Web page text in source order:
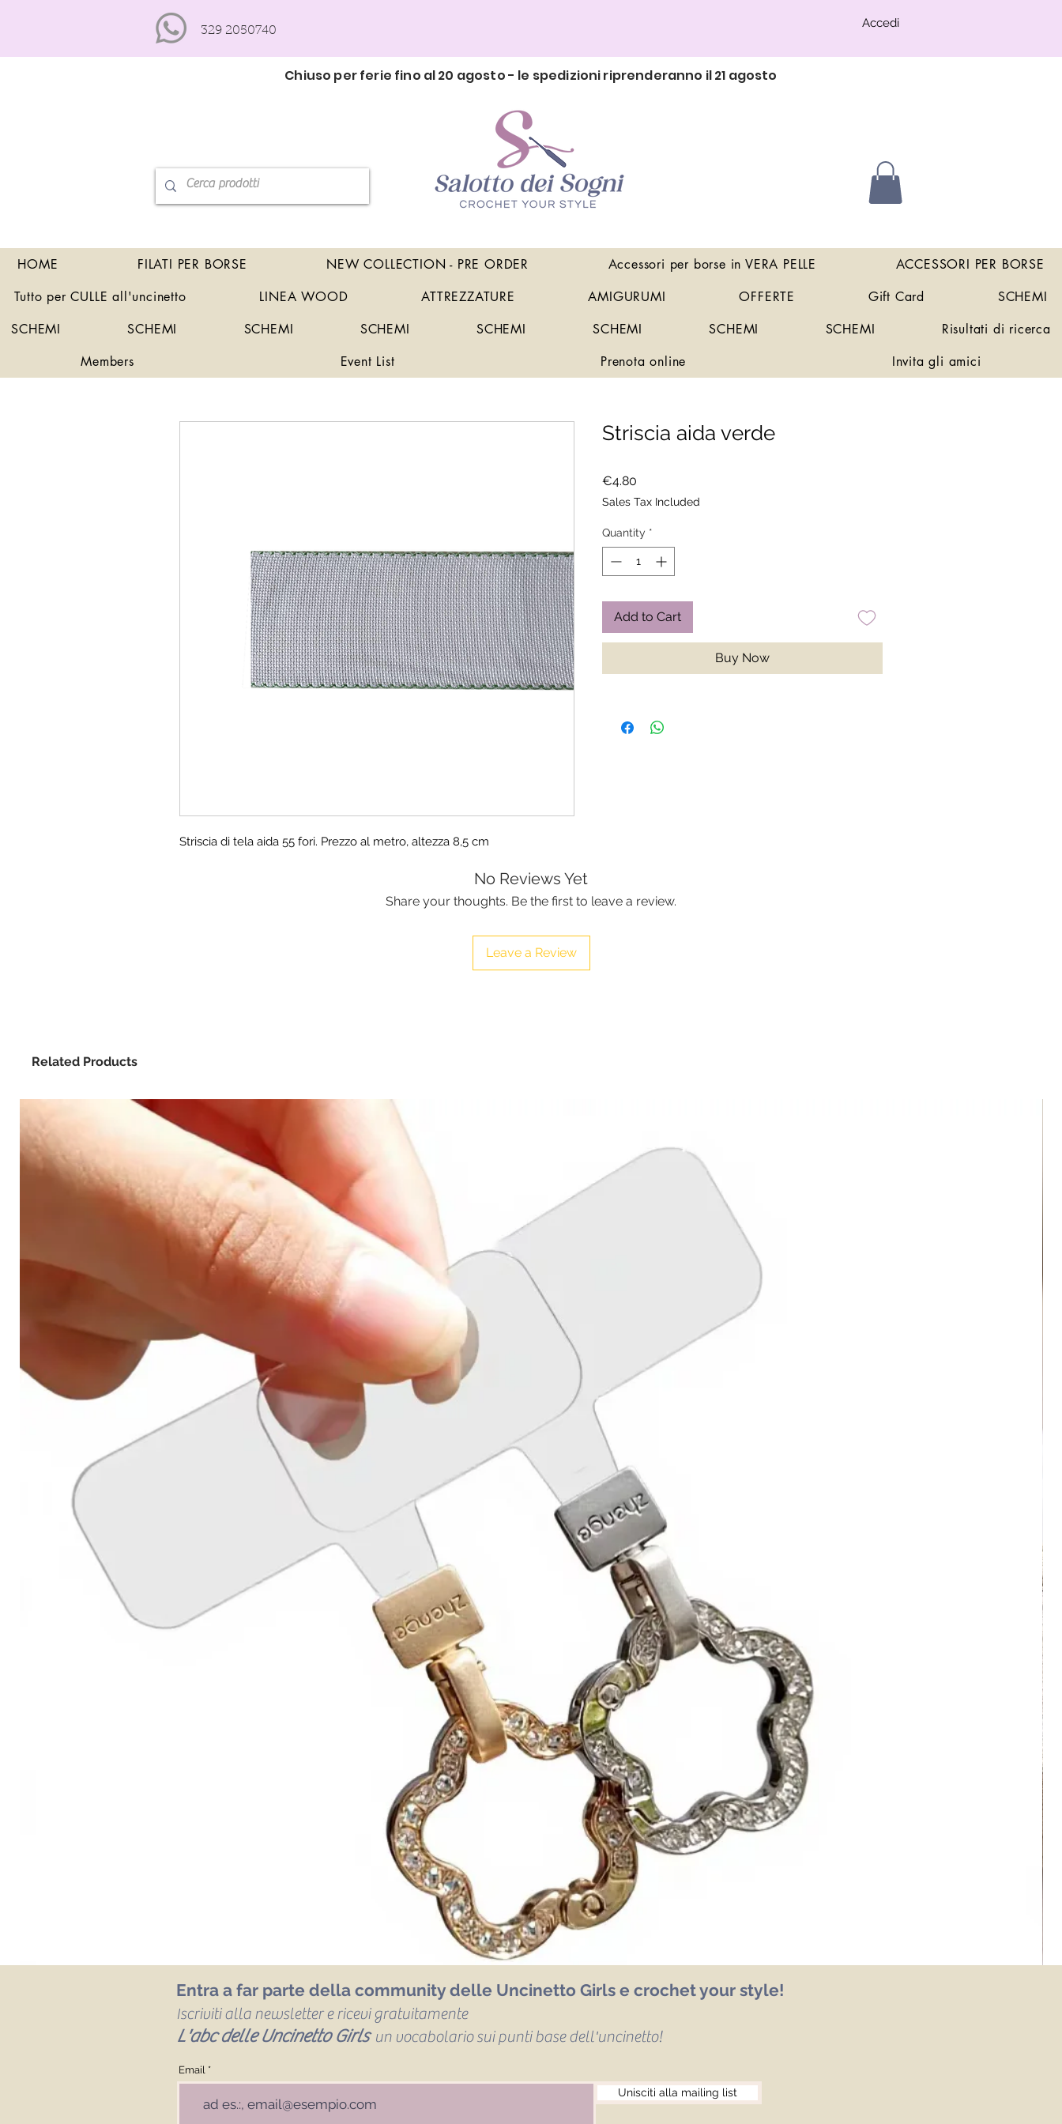
329 2050740
Accedi
Chiuso per ferie fino al 20 agosto - le spedizioni riprenderanno il 21 agosto
Striscia di tela aida 55 fori. Prezzo al metro, altezza 8,5 cm
Striscia aida verde
€4.80
Sales Tax Included
Quantity *
Add to Cart
Buy Now
No Reviews Yet
Share your thoughts. Be the first to leave a review.
Leave a Review
Related Products
HOME FILATI PER BORSE NEW COLLECTION - PRE ORDER Accessori per borse in VERA PELLE
ACCESSORI PER BORSE
Tutto per CULLE all'uncinetto
LINEA WOOD ATTREZZATURE AMIGURUMI OFFERTE Gift Card
SCHEMI
SCHEMI
SCHEMI SCHEMI SCHEMI SCHEMI SCHEMI SCHEMI SCHEMI
Risultati di ricerca
Members
Event List Prenota online Invita gli amici
Entra a far parte della community delle Uncinetto Girls e crochet your style!
Iscriviti alla newsletter e ricevi gratuitamente
L'abc delle Uncinetto Girls un vocabolario sui punti base dell'uncinetto!
Email
Unisciti alla mailing list